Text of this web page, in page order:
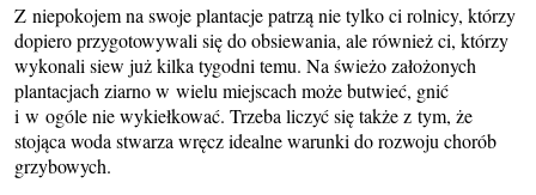
Z niepokojem na swoje plantacje patrzą nie tylko ci rolnicy, którzy
dopiero przygotowywali się do obsiewania, ale również ci, którzy
wykonali siew już kilka tygodni temu. Na świeżo założonych
plantacjach ziarno w wielu miejscach może butwieć, gnić
i w ogóle nie wykiełkować. Trzeba liczyć się także z tym, że
stojąca woda stwarza wręcz idealne warunki do rozwoju chorób
grzybowych.